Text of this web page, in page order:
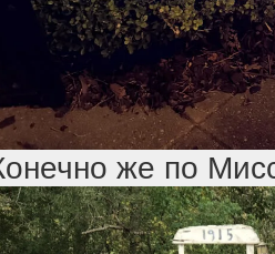
же по